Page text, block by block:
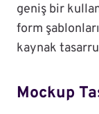
geniş bir
form
kaynak
Mockup